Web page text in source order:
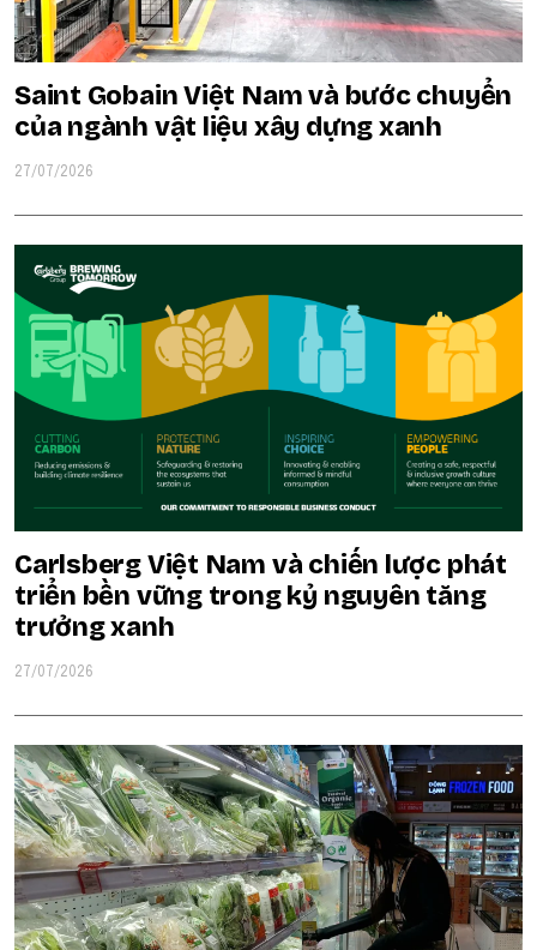
Saint Gobain Việt Nam và bước chuyển
của ngành vật liệu xây dựng xanh
27/07/2026
Carlsberg Việt Nam và chiến lược phát
triển bền vững trong kỷ nguyên tăng
trưởng xanh
27/07/2026